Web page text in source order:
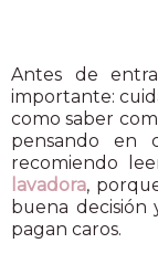
Antes de
importante:
como saber
pensando en
recomiendo
lavadora,
buena decisión
pagan caros.